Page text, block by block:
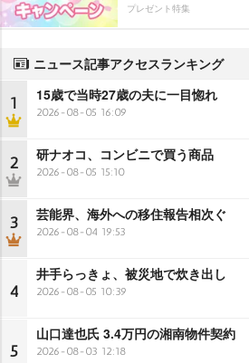
プレゼント特集
ニュース記事アクセスランキング
1 15歳で当時27歳の夫に一目惚れ
2026-08-05 16:09
2 研ナオコ、コンビニで買う商品
2026-08-05 15:10
3 芸能界、海外への移住報告相次ぐ
2026-08-04 19:53
4
井手らっきょ、被災地で炊き出し
2026-08-05 10:39
5
山口達也氏 3.4万円の湘南物件契約
2026-08-03 12:18